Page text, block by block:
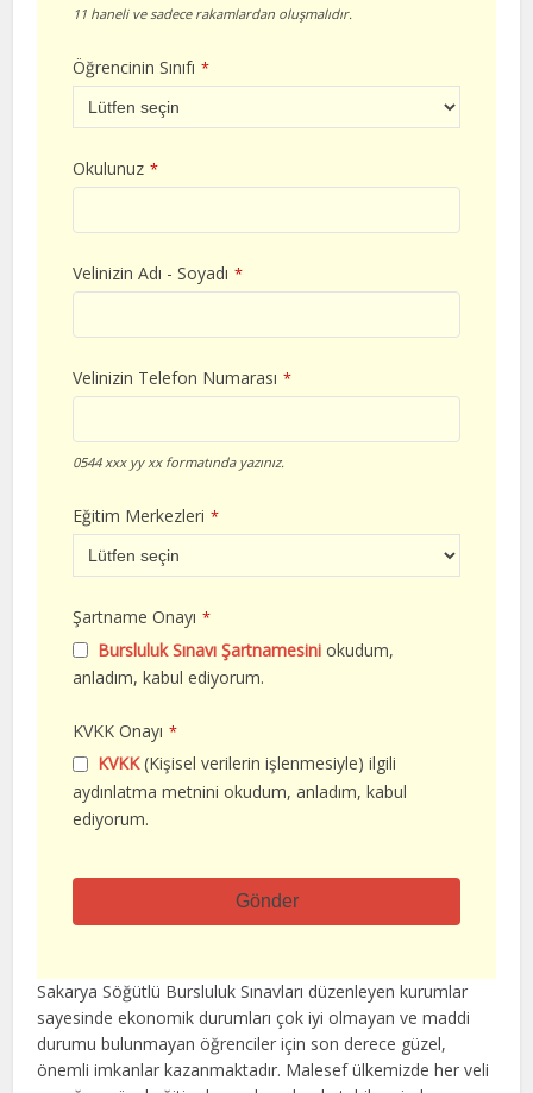
11 haneli ve sadece rakamlardan oluşmalıdır.
Öğrencinin Sınıfı *
Okulunuz *
Velinizin Adı - Soyadı *
Velinizin Telefon Numarası *
0544 xxx yy xx formatında yazınız.
Eğitim Merkezleri *
Şartname Onayı *
Bursluluk Sınavı Şartnamesini okudum,
anladım, kabul ediyorum.
KVKK Onayı *
KVKK(Kişisel verilerin işlenmesiyle) ilgili
aydınlatma metnini okudum, anladım, kabul
ediyorum.
Gönder
alan
boş
bırakılmalıdır
Sakarya Söğütlü Bursluluk Sınavları düzenleyen kurumlar
sayesinde ekonomik durumları çok iyi olmayan ve maddi
durumu bulunmayan öğrenciler için son derece güzel,
önemli imkanlar kazanmaktadır. Malesef ülkemizde her veli